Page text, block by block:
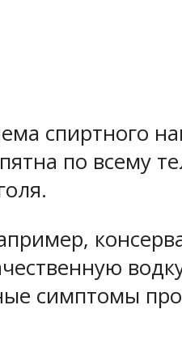
спиртного
по всему
симптомы